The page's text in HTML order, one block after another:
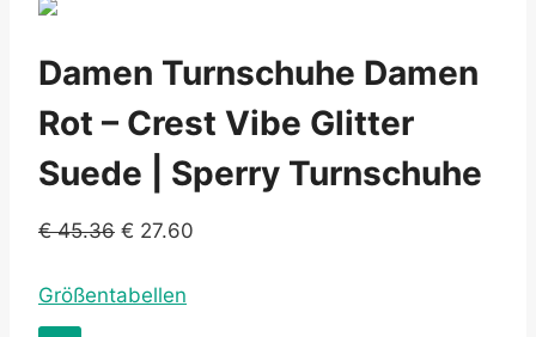
Damen Turnschuhe Damen
Rot – Crest Vibe Glitter
Suede | Sperry Turnschuhe
€45.36 € 27.60
Größentabellen